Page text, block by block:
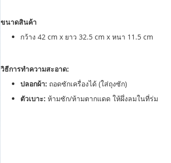
ขนาดสินค้า
กว้าง 42 cm x ยาว 32.5 cm x หนา 11.5 cm
วิธีการทำความสะอาด:
ปลอกผ้า: ถอดซักเครื่องได้ (ใส่ถุงซัก)
ตัวเบาะ: ห้ามซัก/ห้ามตากแดด ให้ผึ่งลมในที่ร่ม